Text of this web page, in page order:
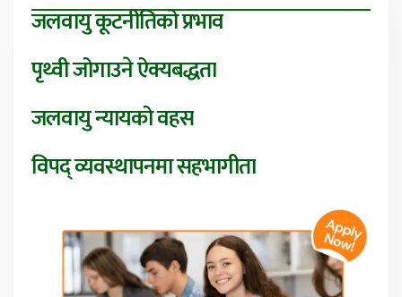
जलवायु कूटनीतिको प्रभाव
पृथ्वी जोगाउने ऐक्यबद्धता
जलवायु न्यायको वहस
विपद् व्यवस्थापनमा सहभागीता